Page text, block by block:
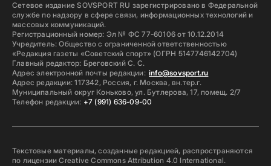
Сетевое издание SOVSPORT RU зарегистрировано в Федеральной
службе по надзору в сфере связи, информационных технологий и
массовых коммуникаций.
Регистрационный номер: Эл № ФС 77-60106 от 10.12.2014
Учредитель: Общество с ограниченной ответственностью
«Редакция газеты «Советский спорт» (ОГРН 5147746142704)
Главный редактор: Бреговский С. С.
Адрес электронной почты редакции: info@sovsport.ru
Адрес редакции: 117342, Россия, г. Москва, вн.тер.г.
Муниципальный округ Коньково, ул. Бутлерова, 17, помещ. 2/7
Телефон редакции: +7 (991) 636-09-00
Текстовые материалы, созданные редакцией, распространяются
по лицензии Creative Commons Attribution 4.0 International.